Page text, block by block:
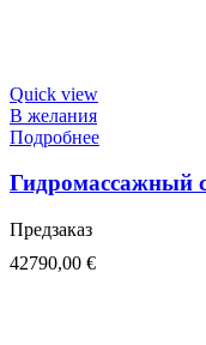
Quick view
В желания
Подробнее
Гидромассажный
Предзаказ
42790,00 €